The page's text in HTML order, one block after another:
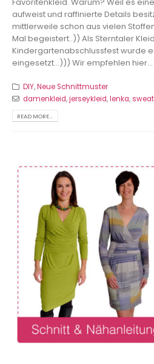
aufweist und raffinierte Details
mittlerweile schon aus vielen
Mal begeistert..)) Als Sterntaler
Kindergartenabschlussfest wurde
eingesetzt...))) Wir empfehlen hier...
DIY,Neue Schnittmuster
damenkleid,jerseykleid,lenka,
READ MORE...